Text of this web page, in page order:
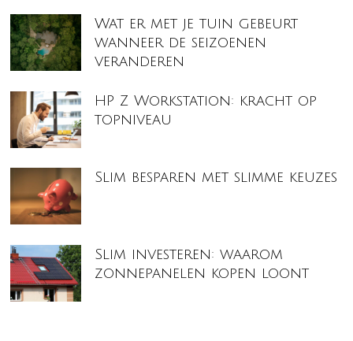
Wat er met je tuin gebeurt
wanneer de seizoenen
veranderen
HP Z Workstation: kracht op
topniveau
Slim besparen met slimme keuzes
Slim investeren: waarom
zonnepanelen kopen loont